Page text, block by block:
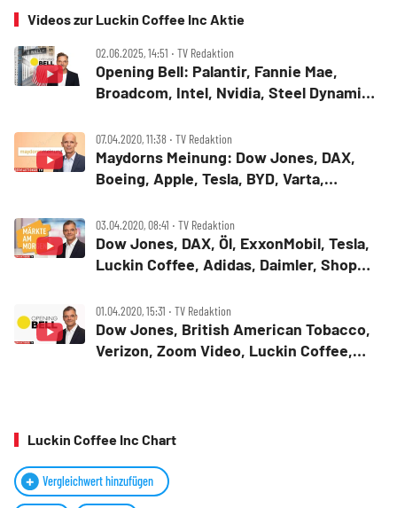
Videos zur Luckin Coffee Inc Aktie
02.06.2025, 14:51 ‧ TV Redaktion
Opening Bell: Palantir, Fannie Mae,
Broadcom, Intel, Nvidia, Steel Dynamics,
07.04.2020, 11:38 ‧ TV Redaktion
Maydorns Meinung: Dow Jones, DAX,
Boeing, Apple, Tesla, BYD, Varta,
Coffee, JinkoSolar
03.04.2020, 08:41 ‧ TV Redaktion
Dow Jones, DAX, Öl, ExxonMobil, Tesla,
Luckin Coffee, Adidas, Daimler, Shop
01.04.2020, 15:31 ‧ TV Redaktion
Dow Jones, British American Tobacco,
Verizon, Zoom Video, Luckin Coffee,
Luckin Coffee Inc Chart
Vergleichwert hinzufügen